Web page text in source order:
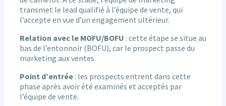
transmet le lead qualifié à l’équipe de vente, qui
l’accepte en vue d’un engagement ultérieur.
Relation avec le MOFU/BOFU : cette étape se situe au
bas de l’entonnoir (BOFU), car le prospect passe du
marketing aux ventes.
Point d’entrée: les prospects entrent dans cette
phase après avoir été examinés et acceptés par
l’équipe de vente.